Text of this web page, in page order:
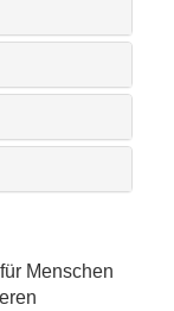
Menschen